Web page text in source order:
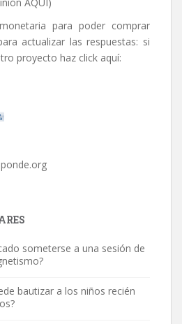
para poder comprar
actualizar las respuestas: si
proyecto haz click aquí:
someterse a una sesión de
bautizar a los niños recién